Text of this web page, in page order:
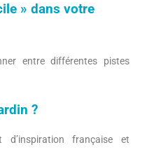
» dans votre
entre différentes pistes
?
française et